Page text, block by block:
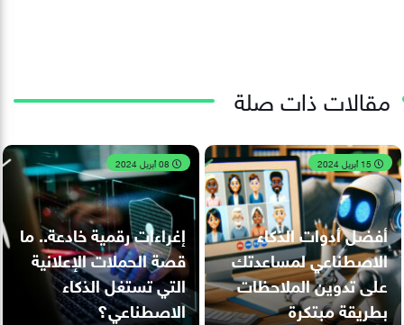
مقالات ذات صلة
أفضل أدوات الذكاء
الاصطناعي لمساعدتك
على تدوين الملاحظات
بطريقة مبتكرة
إغراءات رقمية خادعة.. ما
قصة الحملات الإعلانية
التي تستغل الذكاء
الاصطناعي؟